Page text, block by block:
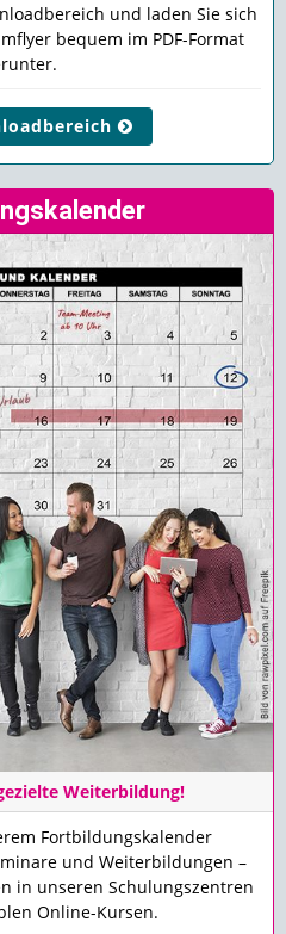
und laden Sie sich
bequem im PDF-Format
Weiterbildung!
Fortbildungskalender
und Weiterbildungen –
in unseren Schulungszentren
Online-Kursen.